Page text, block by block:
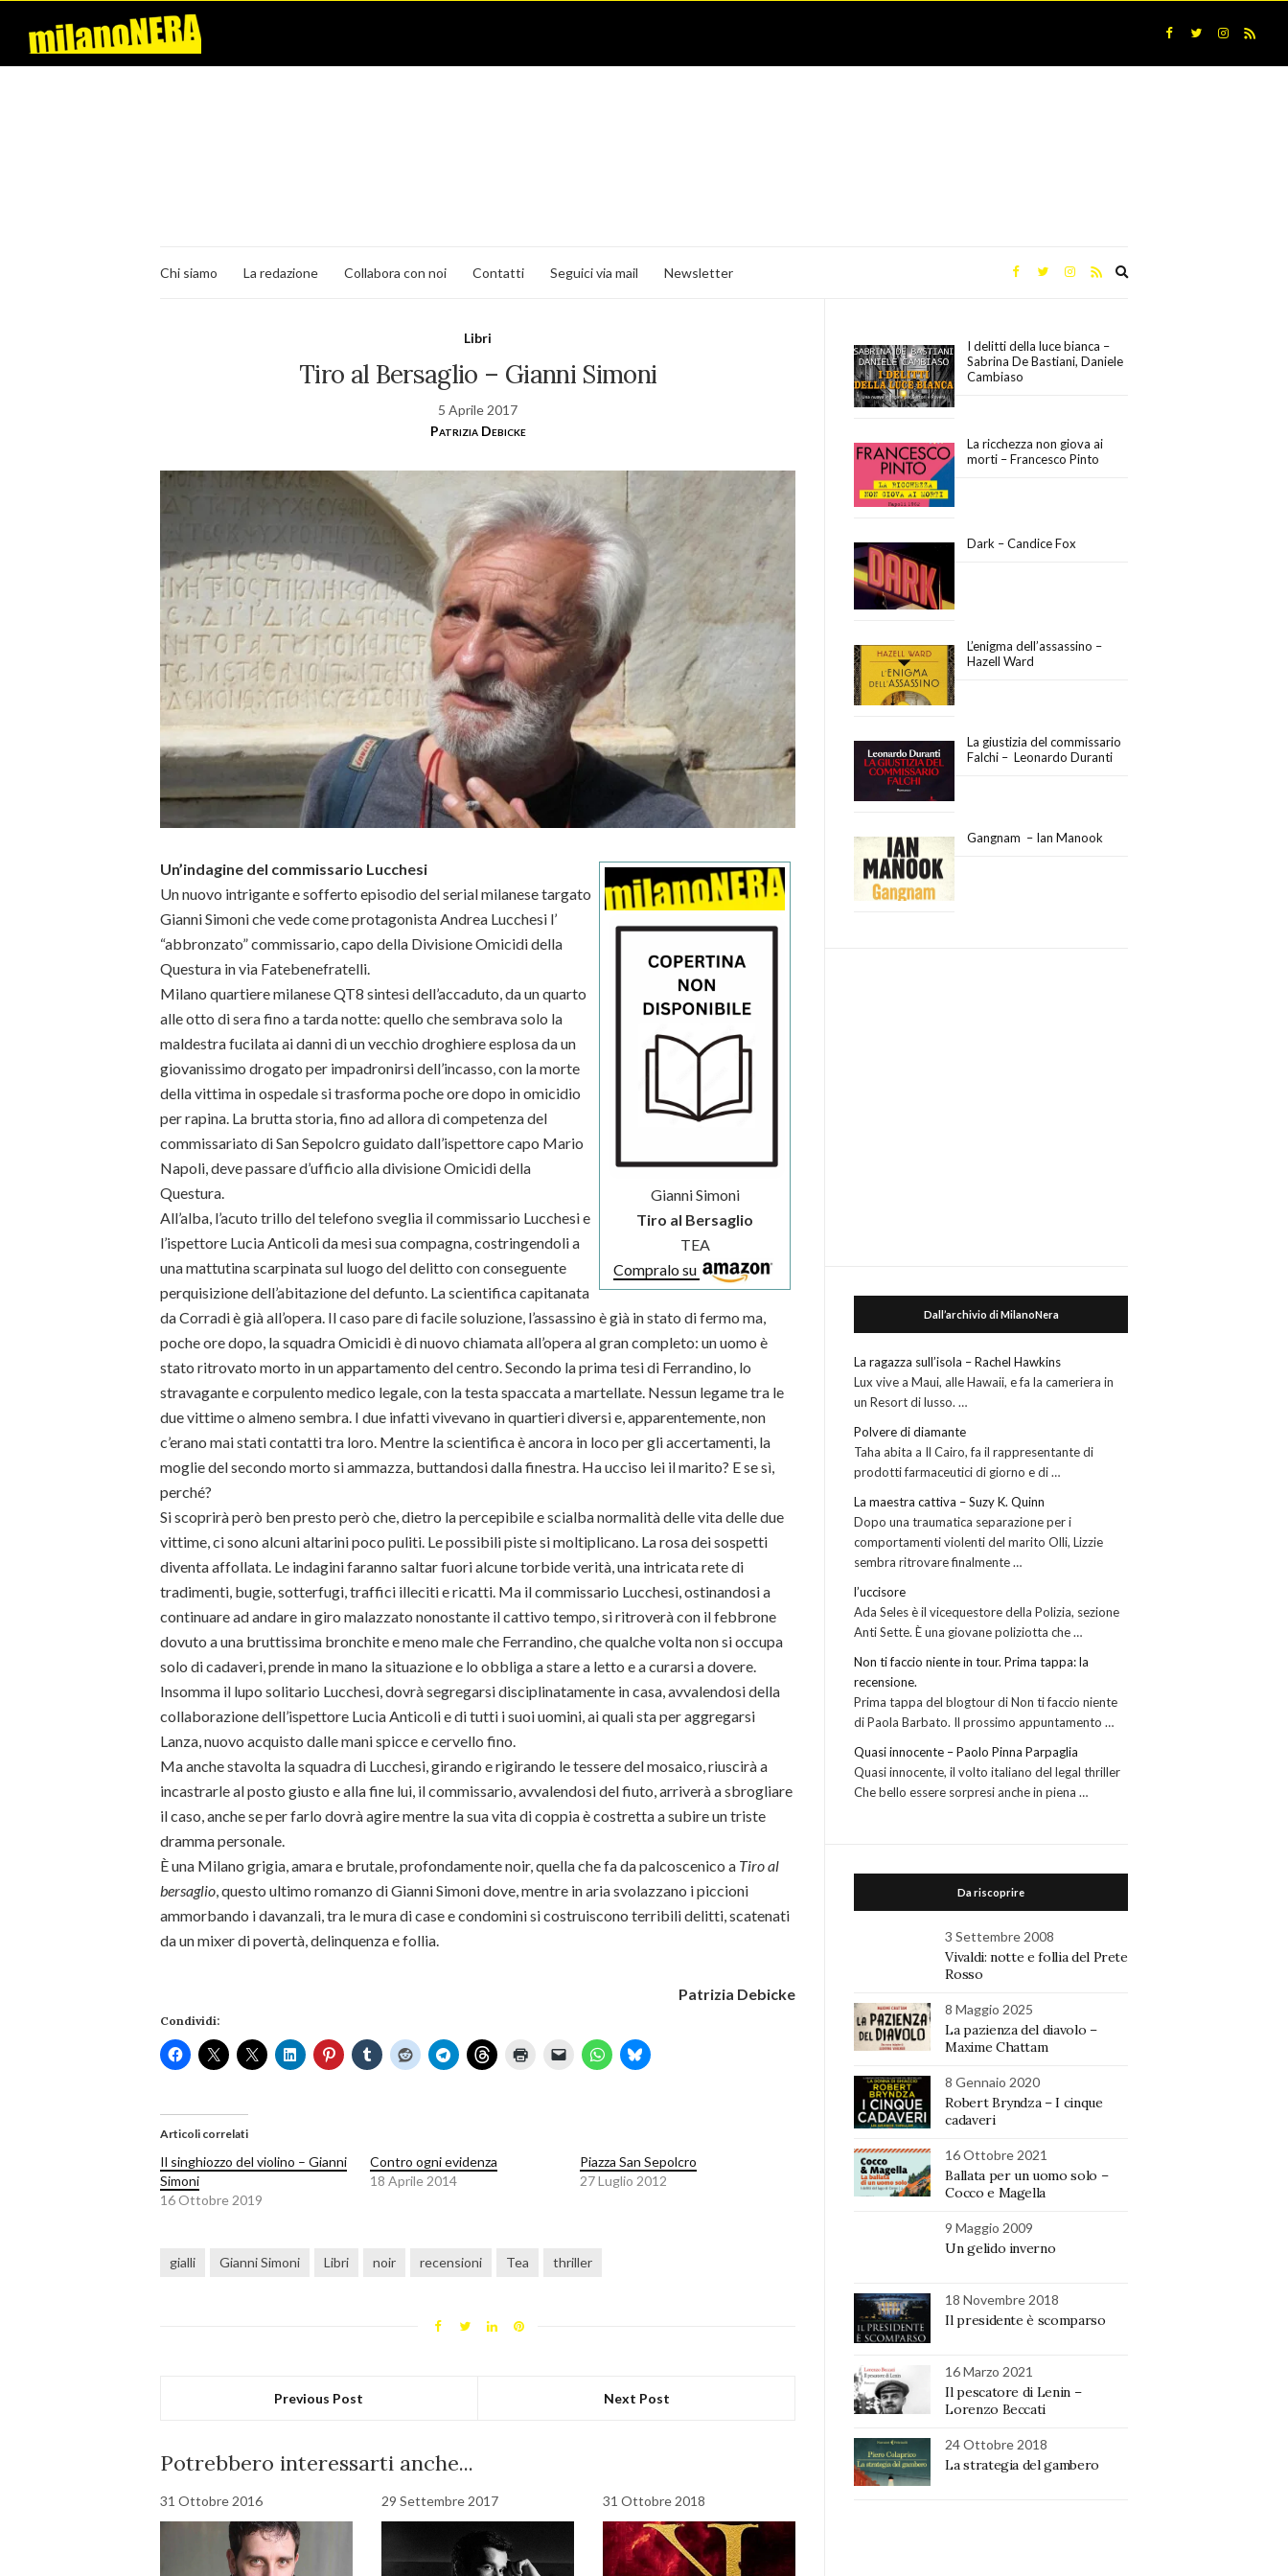
Chi siamo La redazione Collabora con noi Contatti Seguici via mail Newsletter
Libri
Tiro al Bersaglio – Gianni Simoni
5 Aprile 2017
Patrizia Debicke
Gianni Simoni
Tiro al Bersaglio
TEA
Compralo su
Un’indagine del commissario Lucchesi
Un nuovo intrigante e sofferto episodio del serial milanese targato
Gianni Simoni che vede come protagonista Andrea Lucchesi l’
“abbronzato” commissario, capo della Divisione Omicidi della
Questura in via Fatebenefratelli.
Milano quartiere milanese QT8 sintesi dell’accaduto, da un quarto
alle otto di sera fino a tarda notte: quello che sembrava solo la
maldestra fucilata ai danni di un vecchio droghiere esplosa da un
giovanissimo drogato per impadronirsi dell’incasso, con la morte
della vittima in ospedale si trasforma poche ore dopo in omicidio
per rapina. La brutta storia, fino ad allora di competenza del
commissariato di San Sepolcro guidato dall’ispettore capo Mario
Napoli, deve passare d’ufficio alla divisione Omicidi della
Questura.
All’alba, l’acuto trillo del telefono sveglia il commissario Lucchesi e
l’ispettore Lucia Anticoli da mesi sua compagna, costringendoli a
una mattutina scarpinata sul luogo del delitto con conseguente
perquisizione dell’abitazione del defunto. La scientifica capitanata
da Corradi è già all’opera. Il caso pare di facile soluzione, l’assassino è già in stato di fermo ma,
poche ore dopo, la squadra Omicidi è di nuovo chiamata all’opera al gran completo: un uomo è
stato ritrovato morto in un appartamento del centro. Secondo la prima tesi di Ferrandino, lo
stravagante e corpulento medico legale, con la testa spaccata a martellate. Nessun legame tra le
due vittime o almeno sembra. I due infatti vivevano in quartieri diversi e, apparentemente, non
c’erano mai stati contatti tra loro. Mentre la scientifica è ancora in loco per gli accertamenti, la
moglie del secondo morto si ammazza, buttandosi dalla finestra. Ha ucciso lei il marito? E se sì,
perché?
Si scoprirà però ben presto però che, dietro la percepibile e scialba normalità delle vita delle due
vittime, ci sono alcuni altarini poco puliti. Le possibili piste si moltiplicano. La rosa dei sospetti
diventa affollata. Le indagini faranno saltar fuori alcune torbide verità, una intricata rete di
tradimenti, bugie, sotterfugi, traffici illeciti e ricatti. Ma il commissario Lucchesi, ostinandosi a
continuare ad andare in giro malazzato nonostante il cattivo tempo, si ritroverà con il febbrone
dovuto a una bruttissima bronchite e meno male che Ferrandino, che qualche volta non si occupa
solo di cadaveri, prende in mano la situazione e lo obbliga a stare a letto e a curarsi a dovere.
Insomma il lupo solitario Lucchesi, dovrà segregarsi disciplinatamente in casa, avvalendosi della
collaborazione dell’ispettore Lucia Anticoli e di tutti i suoi uomini, ai quali sta per aggregarsi
Lanza, nuovo acquisto dalle mani spicce e cervello fino.
Ma anche stavolta la squadra di Lucchesi, girando e rigirando le tessere del mosaico, riuscirà a
incastrarle al posto giusto e alla fine lui, il commissario, avvalendosi del fiuto, arriverà a sbrogliare
il caso, anche se per farlo dovrà agire mentre la sua vita di coppia è costretta a subire un triste
dramma personale.
È una Milano grigia, amara e brutale, profondamente noir, quella che fa da palcoscenico a Tiro al
bersaglio, questo ultimo romanzo di Gianni Simoni dove, mentre in aria svolazzano i piccioni
ammorbando i davanzali, tra le mura di case e condomini si costruiscono terribili delitti, scatenati
da un mixer di povertà, delinquenza e follia.
Patrizia Debicke
Condividi:
Articoli correlati
Il singhiozzo del violino – Gianni
Simoni
16 Ottobre 2019
Contro ogni evidenza
18 Aprile 2014
Piazza San Sepolcro
27 Luglio 2012
gialli Gianni Simoni Libri noir recensioni Tea thriller
Previous Post Next Post
Potrebbero interessarti anche...
31 Ottobre 2016 29 Settembre 2017 31 Ottobre 2018
I delitti della luce bianca –
Sabrina De Bastiani, Daniele
Cambiaso
La ricchezza non giova ai
morti – Francesco Pinto
Dark – Candice Fox
L’enigma dell’assassino –
Hazell Ward
La giustizia del commissario
Falchi – Leonardo Duranti
Gangnam – Ian Manook
Dall’archivio di MilanoNera
La ragazza sull’isola – Rachel Hawkins
Lux vive a Maui, alle Hawaii, e fa la cameriera in
un Resort di lusso. …
Polvere di diamante
Taha abita a Il Cairo, fa il rappresentante di
prodotti farmaceutici di giorno e di …
La maestra cattiva – Suzy K. Quinn
Dopo una traumatica separazione per i
comportamenti violenti del marito Olli, Lizzie
sembra ritrovare finalmente …
l’uccisore
Ada Seles è il vicequestore della Polizia, sezione
Anti Sette. È una giovane poliziotta che …
Non ti faccio niente in tour. Prima tappa: la
recensione.
Prima tappa del blogtour di Non ti faccio niente
di Paola Barbato. Il prossimo appuntamento …
Quasi innocente – Paolo Pinna Parpaglia
Quasi innocente, il volto italiano del legal thriller
Che bello essere sorpresi anche in piena …
Da riscoprire
3 Settembre 2008
Vivaldi: notte e follia del Prete
Rosso
8 Maggio 2025
La pazienza del diavolo –
Maxime Chattam
8 Gennaio 2020
Robert Bryndza – I cinque
cadaveri
16 Ottobre 2021
Ballata per un uomo solo –
Cocco e Magella
9 Maggio 2009
Un gelido inverno
18 Novembre 2018
Il presidente è scomparso
16 Marzo 2021
Il pescatore di Lenin –
Lorenzo Beccati
24 Ottobre 2018
La strategia del gambero